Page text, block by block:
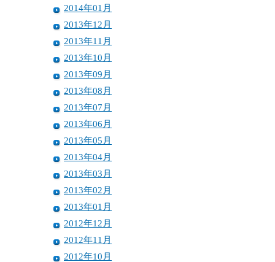
2014年01月
2013年12月
2013年11月
2013年10月
2013年09月
2013年08月
2013年07月
2013年06月
2013年05月
2013年04月
2013年03月
2013年02月
2013年01月
2012年12月
2012年11月
2012年10月